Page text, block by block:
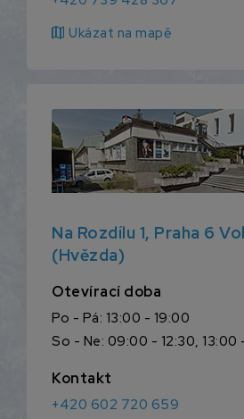
map Ukázat na mapě
Na Rozdílu 1, Praha 6
(Hvězda)
Otevírací doba
Po - Pá: 13:00 - 19:00
So - Ne: 09:00 - 12:30, 13:00
Kontakt
+420 602 720 659